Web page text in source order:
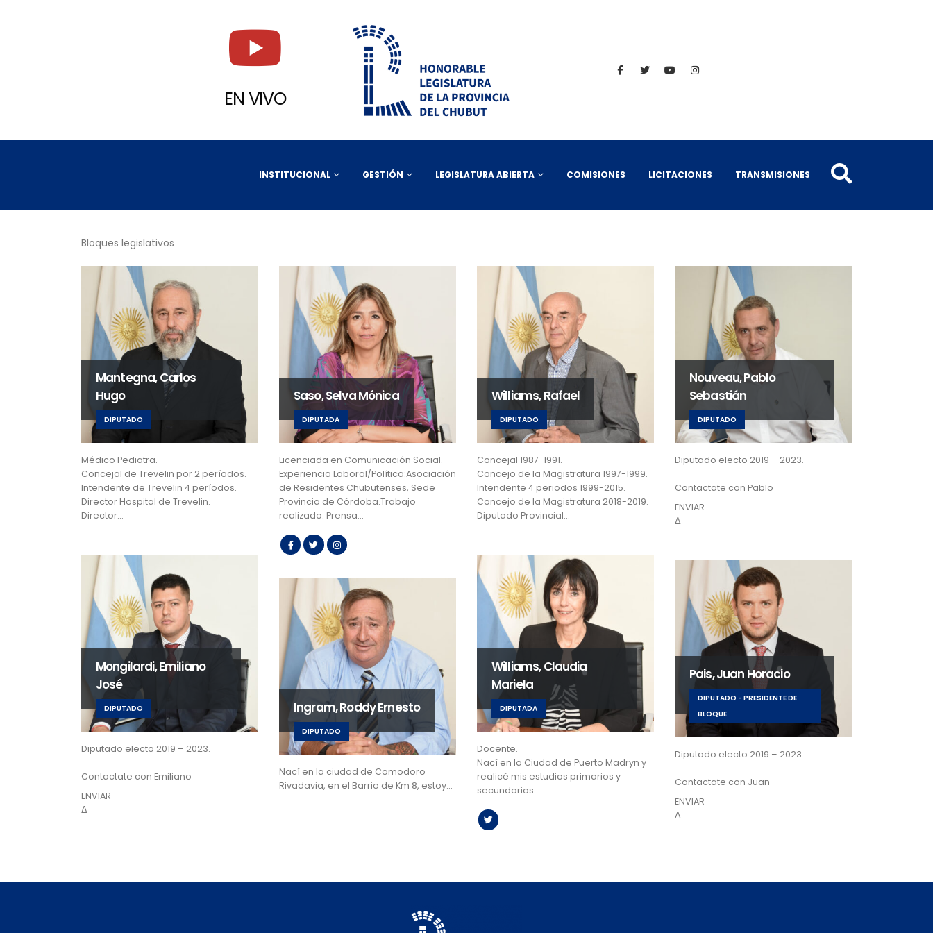
EN VIVO
INSTITUCIONAL GESTIÓN LEGISLATURA ABIERTA COMISIONES LICITACIONES TRANSMISIONES
Bloques legislativos
Mantegna, Carlos
Hugo
DIPUTADO
Médico Pediatra.
Concejal de Trevelin por 2 períodos.
Intendente de Trevelin 4 períodos.
Director Hospital de Trevelin.
Director…
Saso, Selva Mónica
DIPUTADA
Licenciada en Comunicación Social.
Experiencia Laboral/Política:Asociación
de Residentes Chubutenses, Sede
Provincia de Córdoba.Trabajo
realizado: Prensa…
Williams, Rafael
DIPUTADO
Concejal 1987-1991.
Concejo de la Magistratura 1997-1999.
Intendente 4 periodos 1999-2015.
Concejo de la Magistratura 2018-2019.
Diputado Provincial…
Nouveau, Pablo
Sebastián
DIPUTADO
Diputado electo 2019 – 2023.
Contactate con Pablo
ENVIAR
Δ
Mongilardi, Emiliano
José
DIPUTADO
Diputado electo 2019 – 2023.
Contactate con Emiliano
ENVIAR
Δ
Williams, Claudia
Mariela
DIPUTADA
Docente.
Nací en la Ciudad de Puerto Madryn y
realicé mis estudios primarios y
secundarios…
Pais, Juan Horacio
DIPUTADO - PRESIDENTE DE
BLOQUE
Diputado electo 2019 – 2023.
Contactate con Juan
ENVIAR
Δ
Ingram, Roddy Ernesto
DIPUTADO
Nací en la ciudad de Comodoro
Rivadavia, en el Barrio de Km 8, estoy…